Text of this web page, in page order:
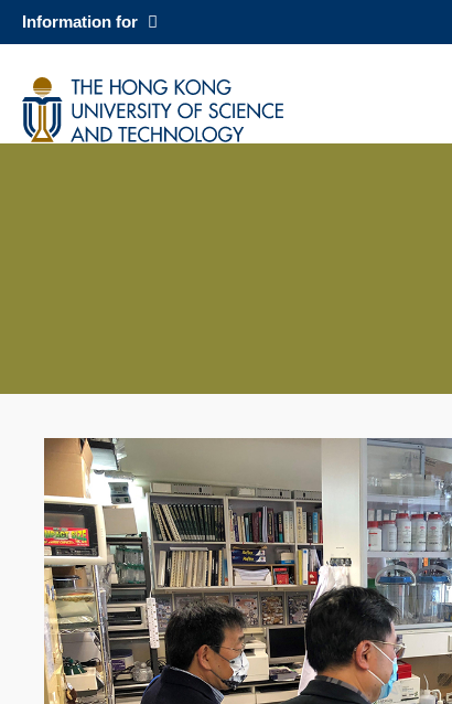
Skip
to
main
content
Information for